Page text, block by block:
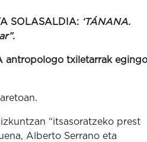
SOLASALDIA: ‘TÁNANA.
antropologo txiletarrak egingo
“itsasoratzeko prest
Alberto Serrano eta